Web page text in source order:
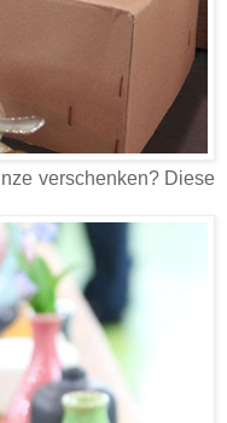
verschenken? Diese